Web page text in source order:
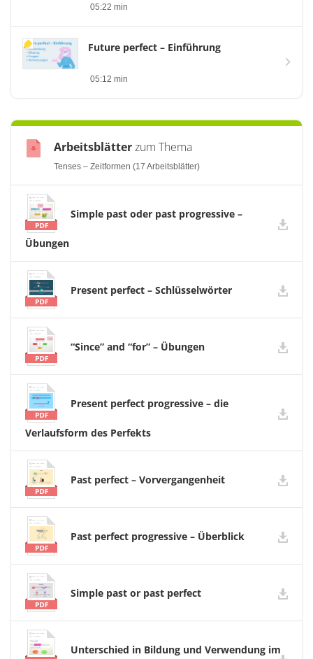
05:22 min
Future perfect – Einführung
05:12 min
Arbeitsblätterzum Thema
Tenses – Zeitformen (17 Arbeitsblätter)
Simple past oder past progressive –
Übungen
Present perfect – Schlüsselwörter
“Since” and “for” – Übungen
Present perfect progressive – die
Verlaufsform des Perfekts
Past perfect – Vorvergangenheit
Past perfect progressive – Überblick
Simple past or past perfect
Unterschied in Bildung und Verwendung im